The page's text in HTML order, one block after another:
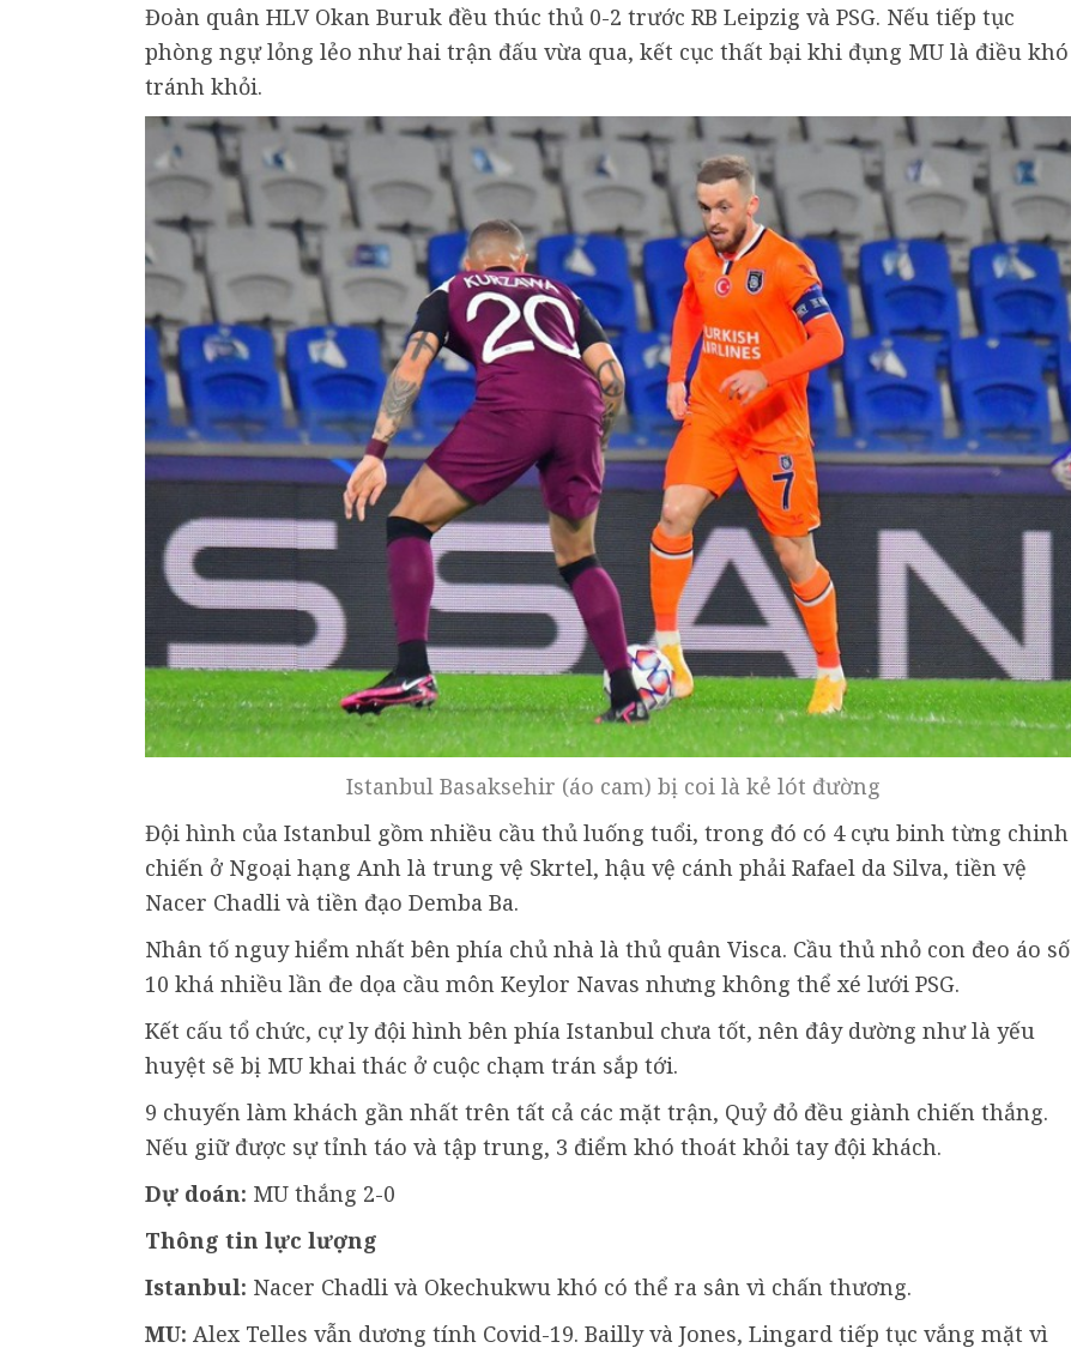
Đoàn quân HLV Okan Buruk đều thúc thủ 0-2 trước RB Leipzig và PSG. Nếu tiếp tục
phòng ngự lỏng lẻo như hai trận đấu vừa qua, kết cục thất bại khi đụng MU là điều khó
tránh khỏi.
Istanbul Basaksehir (áo cam) bị coi là kẻ lót đường
Đội hình của Istanbul gồm nhiều cầu thủ luống tuổi, trong đó có 4 cựu binh từng chinh
chiến ở Ngoại hạng Anh là trung vệ Skrtel, hậu vệ cánh phải Rafael da Silva, tiền vệ
Nacer Chadli và tiền đạo Demba Ba.
Nhân tố nguy hiểm nhất bên phía chủ nhà là thủ quân Visca. Cầu thủ nhỏ con đeo áo số
10 khá nhiều lần đe dọa cầu môn Keylor Navas nhưng không thể xé lưới PSG.
Kết cấu tổ chức, cự ly đội hình bên phía Istanbul chưa tốt, nên đây dường như là yếu
huyệt sẽ bị MU khai thác ở cuộc chạm trán sắp tới.
9 chuyến làm khách gần nhất trên tất cả các mặt trận, Quỷ đỏ đều giành chiến thắng.
Nếu giữ được sự tỉnh táo và tập trung, 3 điểm khó thoát khỏi tay đội khách.
Dự doán: MU thắng 2-0
Thông tin lực lượng
Istanbul: Nacer Chadli và Okechukwu khó có thể ra sân vì chấn thương.
MU: Alex Telles vẫn dương tính Covid-19. Bailly và Jones, Lingard tiếp tục vắng mặt vì